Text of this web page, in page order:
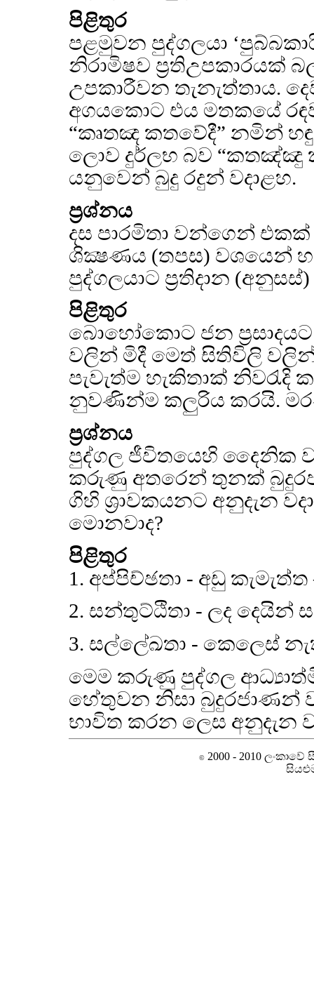
පිළිතුර
පළමුවන පුද්ගලයා
නිරාමිෂව ප්‍රතිඋපකාරයක්
උපකාරීවන තැනැත්තාය.
අගයකොට එය මතකයේ
“කෘතඤ කතවේදී” නමින්
ලොව දුර්ලභ බව “කතඤ්ඤු
යනුවෙන් බුදු රදුන් වදාළහ.
ප්‍රශ්නය
දස පාරමිතා වන්ගෙන්
ශික්‍ෂණය (තපස) වශයෙන්
පුද්ගලයාට ප්‍රතිදාන
පිළිතුර
බොහෝකොට ජන
වලින් මිදී මෙත් සිතිවිලි
පැවැත්ම හැකිතාක්
නුවණින්ම කලුරිය කරයි.
ප්‍රශ්නය
පුද්ගල ජීවිතයෙහි දෛනික
කරුණු අතරෙන් තුනක්
ගිහි ශ්‍රාවකයනට අනුදැන
මොනවාද?
පිළිතුර
1. අප්පිච්ඡතා - අඩු
2. සන්තුට්ඨිතා - ලද දෙයින්
3. සල්ලේඛතා - කෙලෙස්
මෙම කරුණු පුද්ගල
හේතුවන නිසා බුදුරජාණන්
භාවිත කරන ලෙස අනුදැන
©2000 - 2010